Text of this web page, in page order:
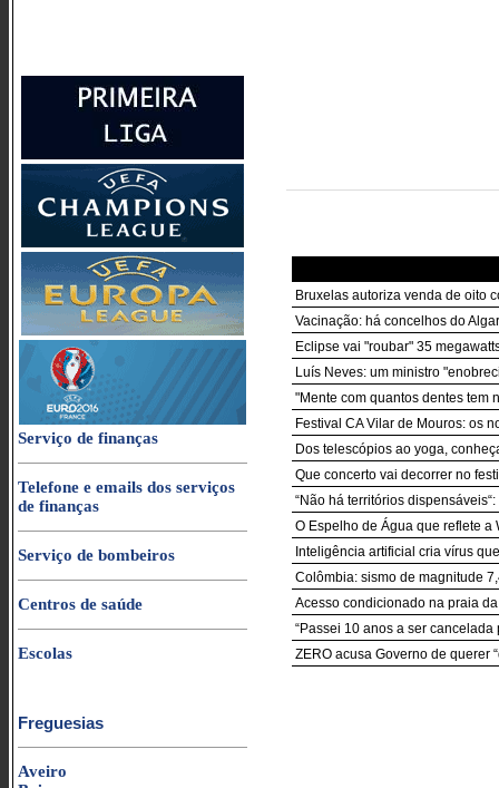
Serviço de finanças
Telefone e emails dos serviços
de finanças
Serviço de bombeiros
Centros de saúde
Escolas
Freguesias
Aveiro
Bruxelas autoriza venda de oito
Vacinação: há concelhos do
Eclipse vai "roubar" 35
Luís Neves: um ministro
"Mente com quantos dentes tem
Festival CA Vilar de Mouros: os
Dos telescópios ao yoga,
Que concerto vai decorrer no
“Não há territórios
O Espelho de Água que reflete
Inteligência artificial cria vírus
Colômbia: sismo de magnitude
Acesso condicionado na praia
“Passei 10 anos a ser
ZERO acusa Governo de querer